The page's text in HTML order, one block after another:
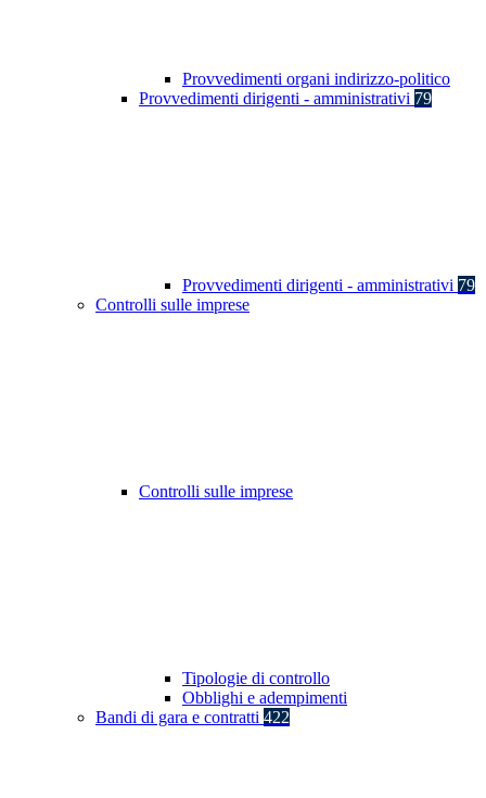
Provvedimenti organi indirizzo-politico
Provvedimenti dirigenti - amministrativi 79
Provvedimenti dirigenti - amministrativi 79
Controlli sulle imprese
Controlli sulle imprese
Tipologie di controllo
Obblighi e adempimenti
Bandi di gara e contratti 422